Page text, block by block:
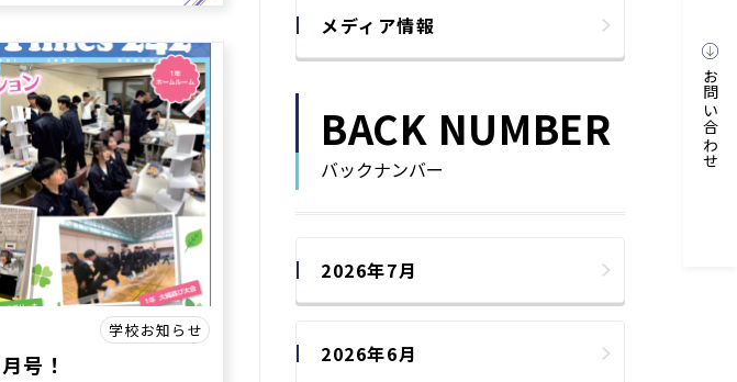
学校お知らせ
号！
メディア情報
BACK NUMBER
バックナンバー
2026年7月
2026年6月
お問い合わせ